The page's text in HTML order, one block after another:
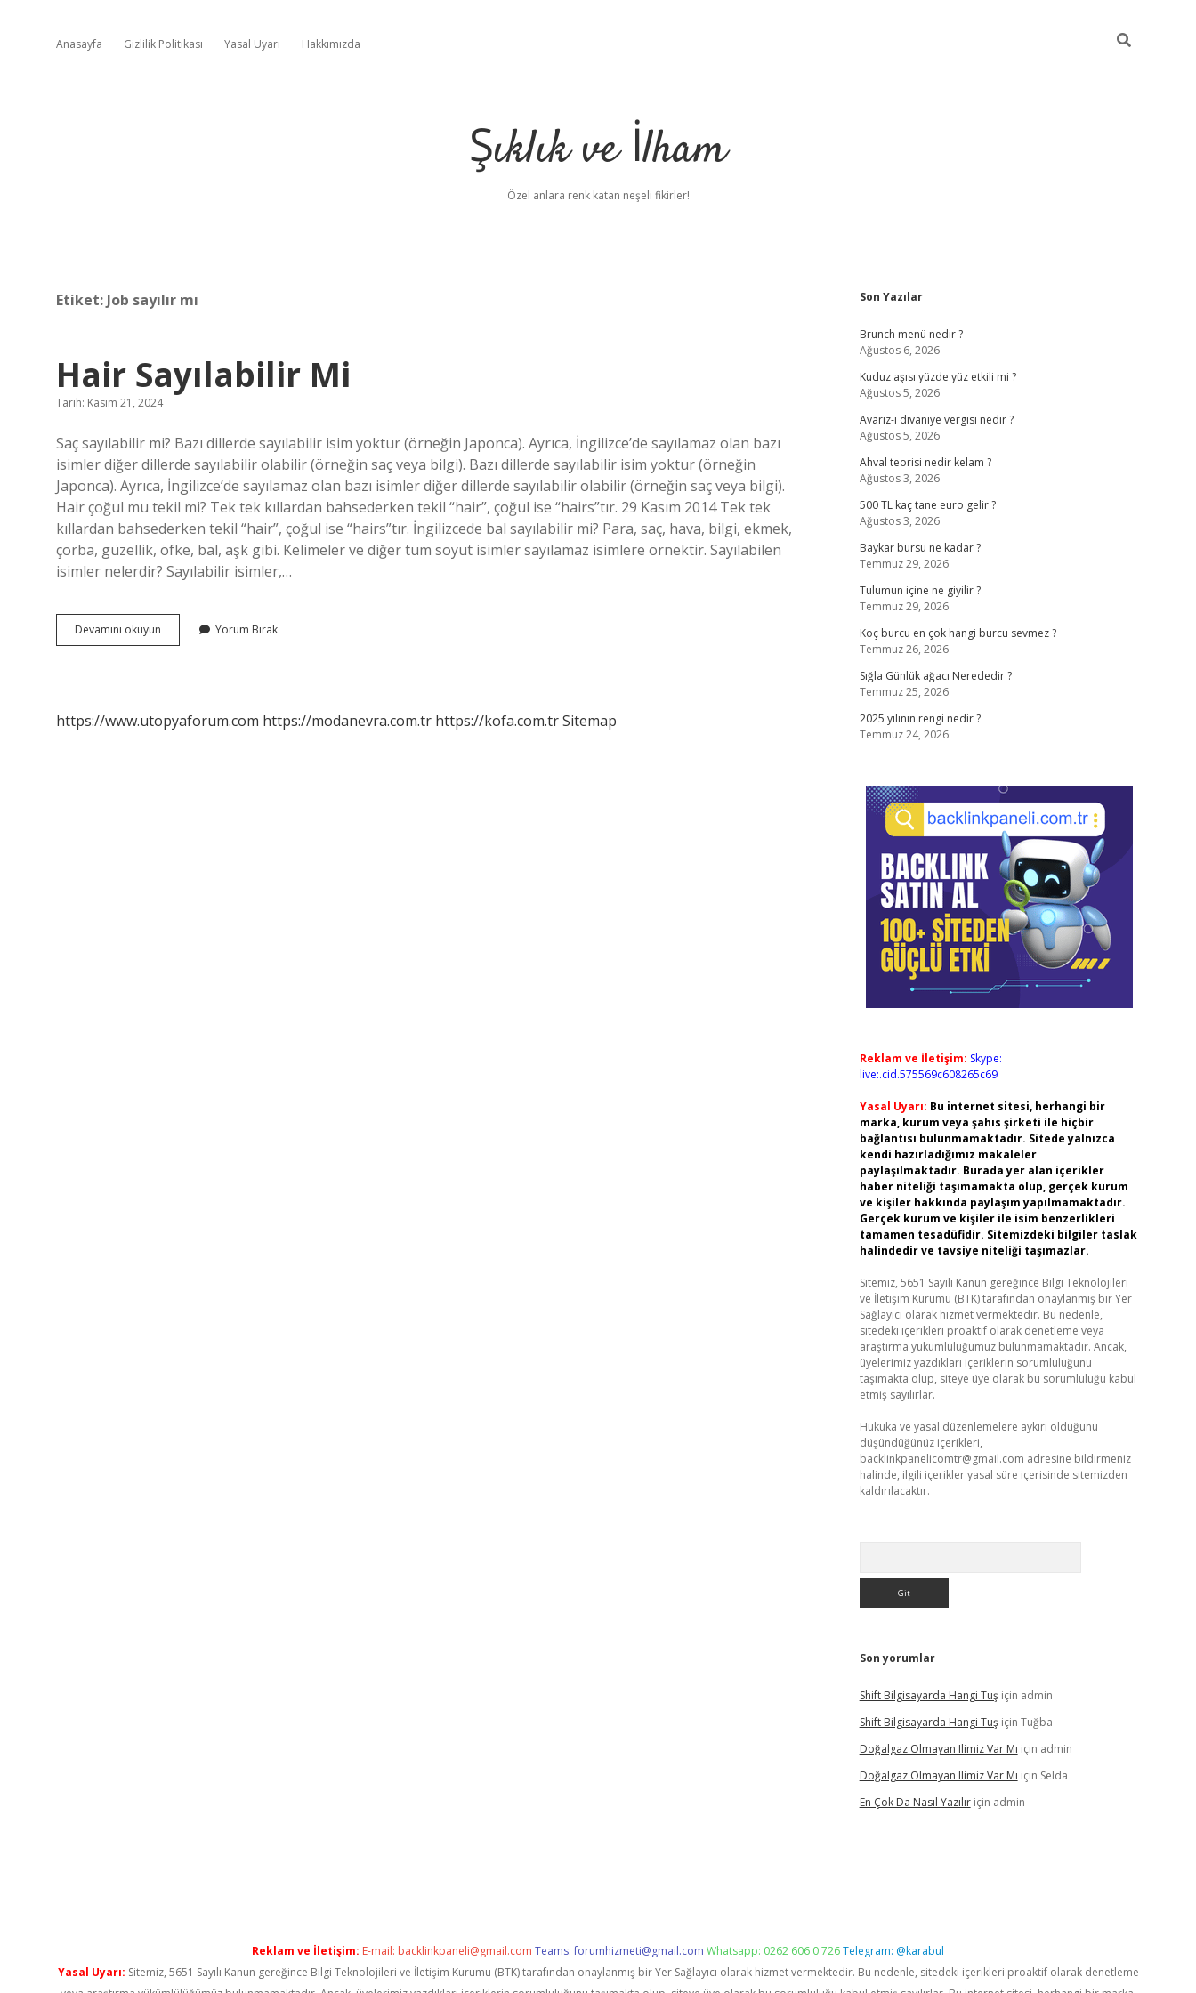
Anasayfa Gizlilik Politikası Yasal Uyarı Hakkımızda
Şıklık ve İlham
Özel anlara renk katan neşeli fikirler!
Etiket: Job sayılır mı
Hair Sayılabilir Mi
Tarih: Kasım 21, 2024
Saç sayılabilir mi? Bazı dillerde sayılabilir isim yoktur (örneğin Japonca). Ayrıca, İngilizce’de sayılamaz olan bazı
isimler diğer dillerde sayılabilir olabilir (örneğin saç veya bilgi). Bazı dillerde sayılabilir isim yoktur (örneğin
Japonca). Ayrıca, İngilizce’de sayılamaz olan bazı isimler diğer dillerde sayılabilir olabilir (örneğin saç veya bilgi).
Hair çoğul mu tekil mi? Tek tek kıllardan bahsederken tekil “hair”, çoğul ise “hairs”tır. 29 Kasım 2014 Tek tek
kıllardan bahsederken tekil “hair”, çoğul ise “hairs”tır. İngilizcede bal sayılabilir mi? Para, saç, hava, bilgi, ekmek,
çorba, güzellik, öfke, bal, aşk gibi. Kelimeler ve diğer tüm soyut isimler sayılamaz isimlere örnektir. Sayılabilen
isimler nelerdir? Sayılabilir isimler,…
Devamını okuyun
Sayılabilir
Yorum Bırak
https://www.utopyaforum.com https://modanevra.com.tr https://kofa.com.trSitemap
Sidebar
Son Yazılar
Brunch menü nedir ?
Ağustos 6, 2026
Kuduz aşısı yüzde yüz etkili mi ?
Ağustos 5, 2026
Avarız-i divaniye vergisi nedir ?
Ağustos 5, 2026
Ahval teorisi nedir kelam ?
Ağustos 3, 2026
500 TL kaç tane euro gelir ?
Ağustos 3, 2026
Baykar bursu ne kadar ?
Temmuz 29, 2026
Tulumun içine ne giyilir ?
Temmuz 29, 2026
Koç burcu en çok hangi burcu sevmez ?
Temmuz 26, 2026
Sığla Günlük ağacı Nerededir ?
Temmuz 25, 2026
2025 yılının rengi nedir ?
Temmuz 24, 2026
Reklam ve İletişim: Skype:
live:.cid.575569c608265c69
Yasal Uyarı: Bu internet sitesi, herhangi bir
marka, kurum veya şahıs şirketi ile hiçbir
bağlantısı bulunmamaktadır. Sitede yalnızca
kendi hazırladığımız makaleler
paylaşılmaktadır. Burada yer alan içerikler
haber niteliği taşımamakta olup, gerçek kurum
ve kişiler hakkında paylaşım yapılmamaktadır.
Gerçek kurum ve kişiler ile isim benzerlikleri
tamamen tesadüfidir. Sitemizdeki bilgiler taslak
halindedir ve tavsiye niteliği taşımazlar.
Sitemiz, 5651 Sayılı Kanun gereğince Bilgi Teknolojileri
ve İletişim Kurumu (BTK) tarafından onaylanmış bir Yer
Sağlayıcı olarak hizmet vermektedir. Bu nedenle,
sitedeki içerikleri proaktif olarak denetleme veya
araştırma yükümlülüğümüz bulunmamaktadır. Ancak,
üyelerimiz yazdıkları içeriklerin sorumluluğunu
taşımakta olup, siteye üye olarak bu sorumluluğu kabul
etmiş sayılırlar.
Hukuka ve yasal düzenlemelere aykırı olduğunu
düşündüğünüz içerikleri,
backlinkpanelicomtr@gmail.com adresine bildirmeniz
halinde, ilgili içerikler yasal süre içerisinde sitemizden
kaldırılacaktır.
Son yorumlar
Shift Bilgisayarda Hangi Tuşiçin admin
Shift Bilgisayarda Hangi Tuşiçin Tuğba
Doğalgaz Olmayan Ilimiz Var Mı için admin
Doğalgaz Olmayan Ilimiz Var Mı için Selda
En Çok Da Nasıl Yazılıriçin admin
Reklam ve İletişim: E-mail: backlinkpaneli@gmail.com Teams:forumhizmeti@gmail.com Whatsapp: 0262 606 0 726Telegram: @karabul
Yasal Uyarı: Sitemiz, 5651 Sayılı Kanun gereğince Bilgi Teknolojileri ve İletişim Kurumu (BTK) tarafından onaylanmış bir Yer Sağlayıcı olarak hizmet vermektedir. Bu nedenle, sitedeki içerikleri proaktif olarak denetleme